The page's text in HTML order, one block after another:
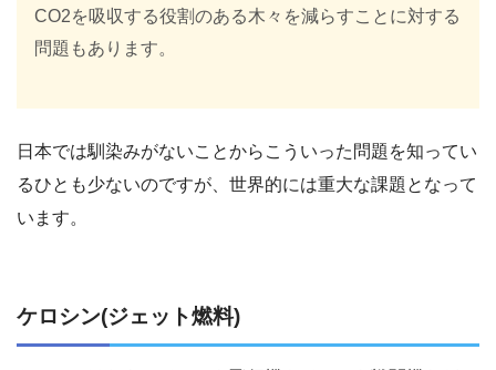
CO2を吸収する役割のある木々を減らすことに対する
問題もあります。
日本では馴染みがないことからこういった問題を知ってい
るひとも少ないのですが、世界的には重大な課題となって
います。
ケロシン(ジェット燃料)